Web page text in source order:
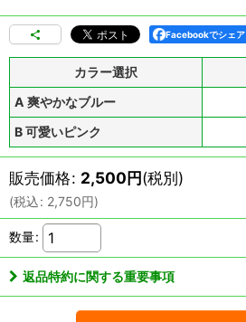
Facebookでシェア
カラー選択
A 爽やかなブルー
B 可愛いピンク
販売価格: 2,500円(税別)
(税込: 2,750円)
数量:
返品特約に関する重要事項